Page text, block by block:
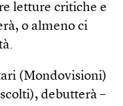
letture critiche e
o almeno ci
(Mondovisioni)
debutterà –